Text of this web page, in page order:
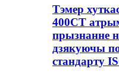
Тэмер
400CT
прызнанне
дзякуючы
стандарту